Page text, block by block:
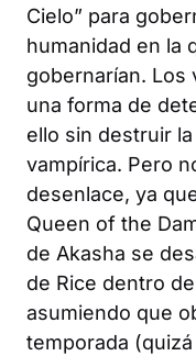
Cielo” para
humanidad en la
gobernarían. Los
una forma de
ello sin destruir
vampírica. Pero
desenlace, ya
Queen of the
de Akasha se
de Rice dentro
asumiendo que
temporada